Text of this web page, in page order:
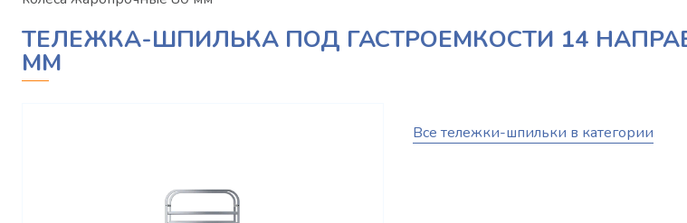
ТЕЛЕЖКА-ШПИЛЬКА ПОД ГАСТРОЕМКОСТИ 14
ММ
Все тележки-шпильки в категории